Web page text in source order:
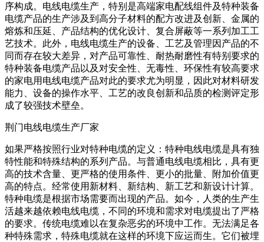
序构成。电线电缆生产，特别是高端家电配线组件及特种装备
电缆产品的生产涉及到高分子材料的配方改进及创新、金属的
熔炼和压延、产品结构的优化设计、复合屏蔽等一系列加工工
艺技术。此外，电线电缆生产的设备、工艺及管理因产品的不
同而存在较大差异，对产品可靠性、耐热耐磨性有特别要求的
特种装备电缆产品以及对安全性、无毒性、环保性有较高要求
的家电用电线电缆产品对此的要求尤为明显，因此对材料研发
能力、设备的操作水平、工艺的改良创新和品质的检测评定形
成了较强技术壁垒。
荆门电线电缆生产厂家
如果严格按照行业对特种电缆的定义：特种电线电缆是具有独
特性能和特殊结构的系列产品。与普通电线电缆相比，具有更
高的技术含量、更严格的使用条件、更小的批量、附加价值更
高的特点。经常使用新材料、新结构、新工艺和新设计计算。
特种电缆是根据市场需要而出现的产品。如今，人类的生产生
活越来越依赖电线电缆，不同的环境和需求对电缆提出了严格
的要求。传统电缆难以在复杂恶劣的环境中工作。无法满足各
种特殊需求，特殊电缆就在这样的环境下应运而生。它们被埋